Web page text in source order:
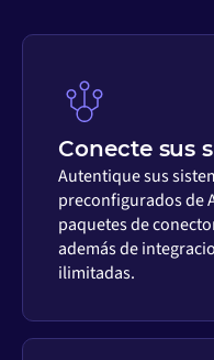
Conecte sus
Autentique sus
preconfigurados de
paquetes de
además de
ilimitadas.